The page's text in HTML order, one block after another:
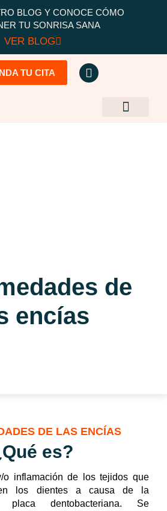
BLOG Y CONOCE CÓMO
TU SONRISA SANA
VER BLOG
TU CITA
de
encías
DE LAS ENCÍAS
es?
o inflamación de los tejidos que
los dientes a causa de la
placa dentobacteriana. Se